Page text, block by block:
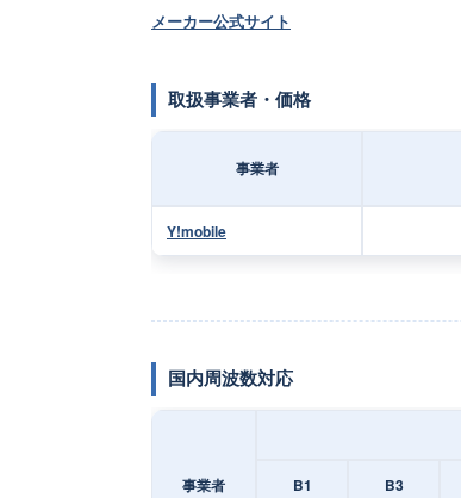
メーカー公式サイト
取扱事業者・価格
事業者
Y!mobile
国内周波数対応
事業者 B1 B3